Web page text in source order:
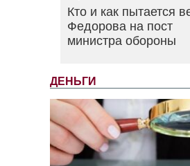
Кто и как пытается
Федорова на пост
министра обороны
ДЕНЬГИ